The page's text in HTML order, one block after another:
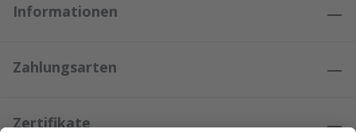
Informationen
Zahlungsarten
Zertifikate